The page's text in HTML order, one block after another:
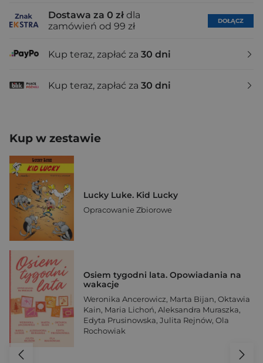
Dostawa za 0 zł dla
zamówień od 99 zł
DOŁĄCZ
Kup teraz, zapłać za 30 dni
Kup teraz, zapłać za 30 dni
Kup w zestawie
Lucky Luke. Kid Lucky
Opracowanie Zbiorowe
Osiem tygodni lata. Opowiadania na
wakacje
Weronika Ancerowicz, Marta Bijan, Oktawia
Kain, Maria Lichoń, Aleksandra Muraszka,
Edyta Prusinowska, Julita Rejnów, Ola
Rochowiak